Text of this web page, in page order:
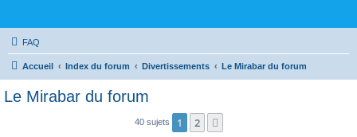
FAQ
Accueil Index du forum Divertissements Le Mirabar du forum
Le Mirabar du forum
40 sujets 1 2